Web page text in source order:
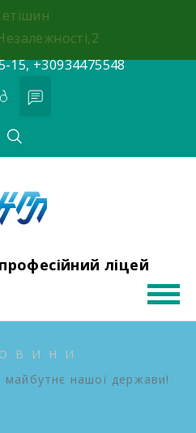
15, +30934475548
ліцей
нашої держави!